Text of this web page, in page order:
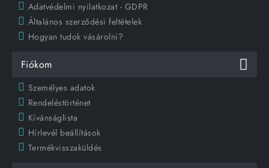
Adatvédelmi nyilatkozat - GDPR
Általános szerződési feltételek
Hogyan tudok vásárolni?
Fiókom
Személyes adatok
Rendeléstörténet
Kívánságlista
Hírlevél beállítások
Termékvisszaküldés